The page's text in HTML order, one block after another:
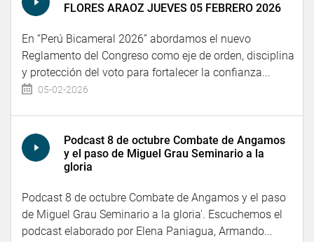
FLORES ARAOZ JUEVES 05 FEBRERO 2026
En “Perú Bicameral 2026” abordamos el nuevo
Reglamento del Congreso como eje de orden, disciplina
y protección del voto para fortalecer la confianza...
05-02-2026
Podcast 8 de octubre Combate de Angamos
y el paso de Miguel Grau Seminario a la
gloria
Podcast 8 de octubre Combate de Angamos y el paso
de Miguel Grau Seminario a la gloria'. Escuchemos el
podcast elaborado por Elena Paniagua, Armando...